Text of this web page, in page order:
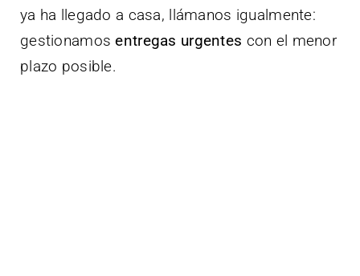
ya ha llegado a casa, llámanos igualmente:
gestionamosentregas urgentes con el menor
plazo posible.